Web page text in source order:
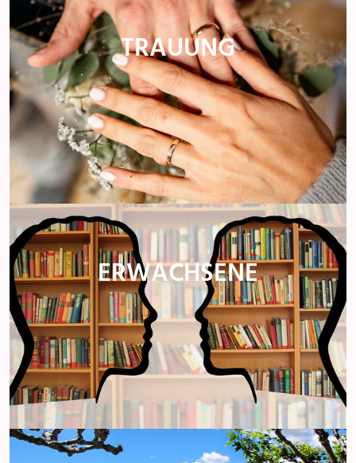
TRAUUNG
ERWACHSENE